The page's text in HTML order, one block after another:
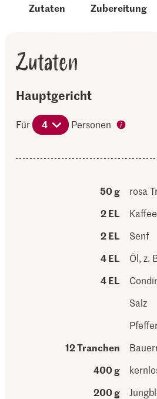
Zutaten Zubereitung
Zutaten
Hauptgericht
Für 4 Personen
50 g
rosa
2 EL
2 EL
Senf
4 EL
Öl, z.
4 EL
Salz
12 Tranchen
400 g
200 g